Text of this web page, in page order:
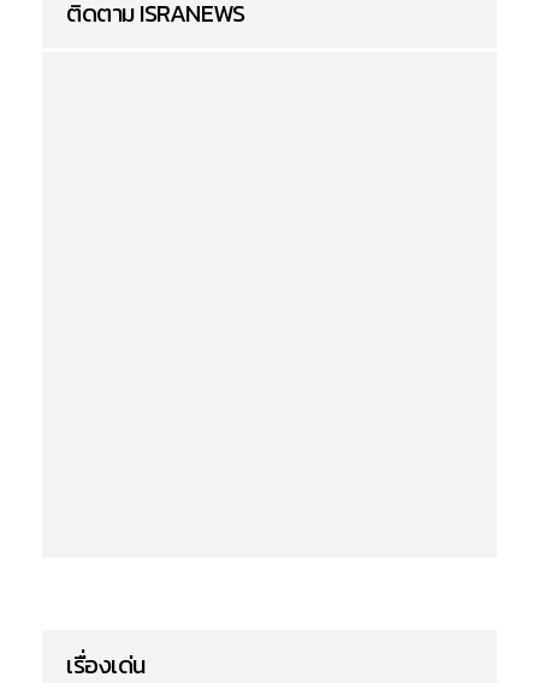
ติดตาม ISRANEWS
เรื่องเด่น